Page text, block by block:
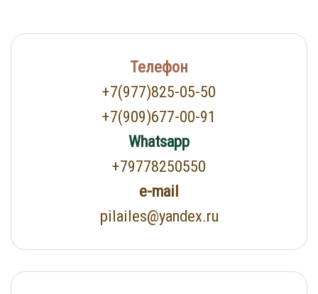
Телефон
+7(977)825-05-50
+7(909)677-00-91
Whatsapp
+79778250550
e-mail
pilailes@yandex.ru